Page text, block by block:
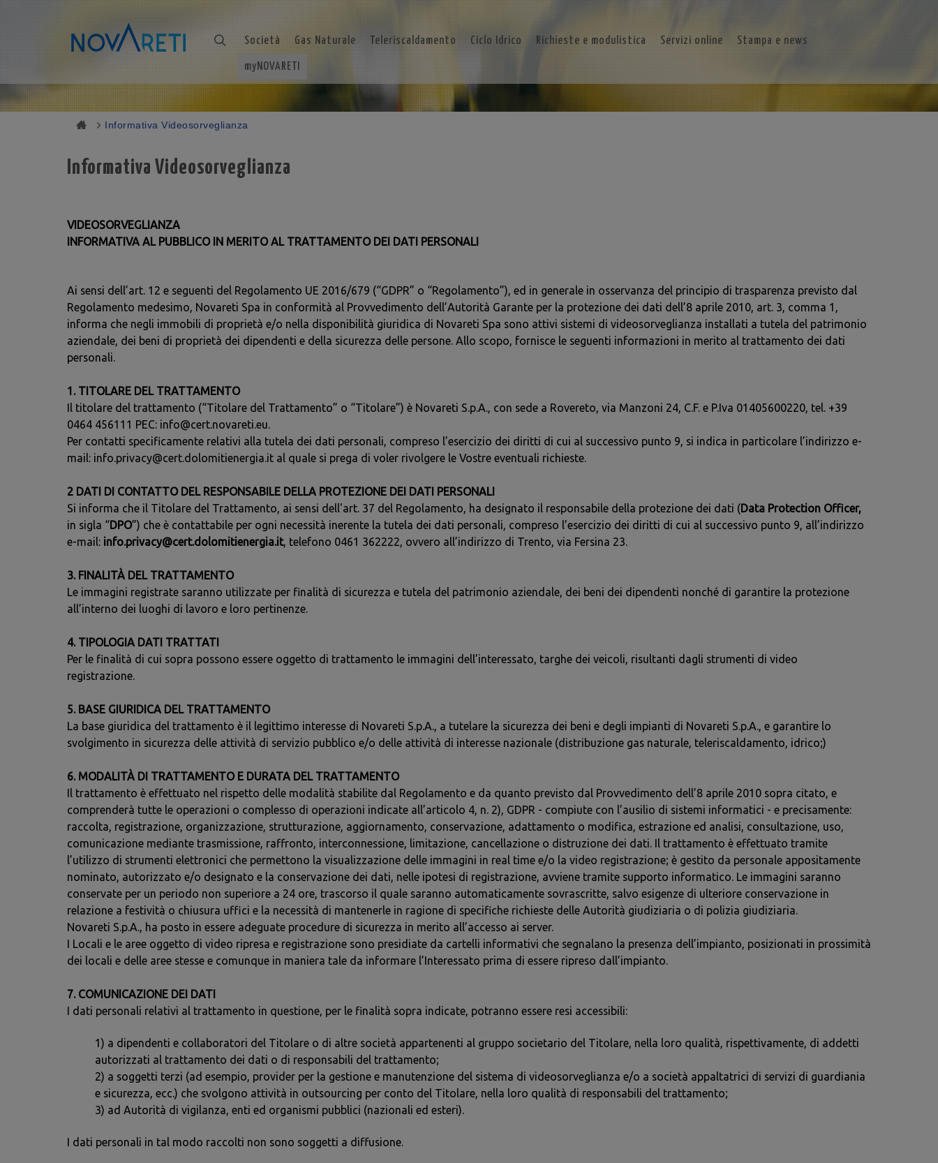
Società Gas Naturale Teleriscaldamento Ciclo Idrico Richieste e modulistica Servizi online Stampa e news
myNOVARETI
Informativa Videosorveglianza
Informativa Videosorveglianza
VIDEOSORVEGLIANZA
INFORMATIVA AL PUBBLICO IN MERITO AL TRATTAMENTO DEI DATI PERSONALI
Ai sensi dell’art. 12 e seguenti del Regolamento UE 2016/679 (“GDPR” o “Regolamento”), ed in generale in osservanza del principio di trasparenza previsto dal
Regolamento medesimo, Novareti Spa in conformità al Provvedimento dell’Autorità Garante per la protezione dei dati dell’8 aprile 2010, art. 3, comma 1,
informa che negli immobili di proprietà e/o nella disponibilità giuridica di Novareti Spa sono attivi sistemi di videosorveglianza installati a tutela del patrimonio
aziendale, dei beni di proprietà dei dipendenti e della sicurezza delle persone. Allo scopo, fornisce le seguenti informazioni in merito al trattamento dei dati
personali.
1. TITOLARE DEL TRATTAMENTO
Il titolare del trattamento (“Titolare del Trattamento” o “Titolare”) è Novareti S.p.A., con sede a Rovereto, via Manzoni 24, C.F. e P.Iva 01405600220, tel. +39
0464 456111 PEC: info@cert.novareti.eu.
Per contatti specificamente relativi alla tutela dei dati personali, compreso l’esercizio dei diritti di cui al successivo punto 9, si indica in particolare l’indirizzo e-
mail: info.privacy@cert.dolomitienergia.it al quale si prega di voler rivolgere le Vostre eventuali richieste.
2 DATI DI CONTATTO DEL RESPONSABILE DELLA PROTEZIONE DEI DATI PERSONALI
Si informa che il Titolare del Trattamento, ai sensi dell'art. 37 del Regolamento, ha designato il responsabile della protezione dei dati (Data Protection Officer,
in sigla “DPO”) che è contattabile per ogni necessità inerente la tutela dei dati personali, compreso l’esercizio dei diritti di cui al successivo punto 9, all’indirizzo
e-mail: info.privacy@cert.dolomitienergia.it, telefono 0461 362222, ovvero all’indirizzo di Trento, via Fersina 23.
3. FINALITÀ DEL TRATTAMENTO
Le immagini registrate saranno utilizzate per finalità di sicurezza e tutela del patrimonio aziendale, dei beni dei dipendenti nonché di garantire la protezione
all’interno dei luoghi di lavoro e loro pertinenze.
4. TIPOLOGIA DATI TRATTATI
Per le finalità di cui sopra possono essere oggetto di trattamento le immagini dell’interessato, targhe dei veicoli, risultanti dagli strumenti di video
registrazione.
5. BASE GIURIDICA DEL TRATTAMENTO
La base giuridica del trattamento è il legittimo interesse di Novareti S.p.A., a tutelare la sicurezza dei beni e degli impianti di Novareti S.p.A., e garantire lo
svolgimento in sicurezza delle attività di servizio pubblico e/o delle attività di interesse nazionale (distribuzione gas naturale, teleriscaldamento, idrico;)
6. MODALITÀ DI TRATTAMENTO E DURATA DEL TRATTAMENTO
Il trattamento è effettuato nel rispetto delle modalità stabilite dal Regolamento e da quanto previsto dal Provvedimento dell’8 aprile 2010 sopra citato, e
comprenderà tutte le operazioni o complesso di operazioni indicate all’articolo 4, n. 2), GDPR - compiute con l’ausilio di sistemi informatici - e precisamente:
raccolta, registrazione, organizzazione, strutturazione, aggiornamento, conservazione, adattamento o modifica, estrazione ed analisi, consultazione, uso,
comunicazione mediante trasmissione, raffronto, interconnessione, limitazione, cancellazione o distruzione dei dati. Il trattamento è effettuato tramite
l’utilizzo di strumenti elettronici che permettono la visualizzazione delle immagini in real time e/o la video registrazione; è gestito da personale appositamente
nominato, autorizzato e/o designato e la conservazione dei dati, nelle ipotesi di registrazione, avviene tramite supporto informatico. Le immagini saranno
conservate per un periodo non superiore a 24 ore, trascorso il quale saranno automaticamente sovrascritte, salvo esigenze di ulteriore conservazione in
relazione a festività o chiusura uffici e la necessità di mantenerle in ragione di specifiche richieste delle Autorità giudiziaria o di polizia giudiziaria.
Novareti S.p.A., ha posto in essere adeguate procedure di sicurezza in merito all’accesso ai server.
I Locali e le aree oggetto di video ripresa e registrazione sono presidiate da cartelli informativi che segnalano la presenza dell’impianto, posizionati in prossimità
dei locali e delle aree stesse e comunque in maniera tale da informare l’Interessato prima di essere ripreso dall’impianto.
7. COMUNICAZIONE DEI DATI
I dati personali relativi al trattamento in questione, per le finalità sopra indicate, potranno essere resi accessibili:
1) a dipendenti e collaboratori del Titolare o di altre società appartenenti al gruppo societario del Titolare, nella loro qualità, rispettivamente, di addetti
autorizzati al trattamento dei dati o di responsabili del trattamento;
2) a soggetti terzi (ad esempio, provider per la gestione e manutenzione del sistema di videosorveglianza e/o a società appaltatrici di servizi di guardiania
e sicurezza, ecc.) che svolgono attività in outsourcing per conto del Titolare, nella loro qualità di responsabili del trattamento;
3) ad Autorità di vigilanza, enti ed organismi pubblici (nazionali ed esteri).
I dati personali in tal modo raccolti non sono soggetti a diffusione.